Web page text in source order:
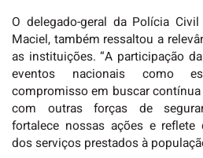
O delegado-geral da Polícia
Maciel, também ressaltou a
as instituições. “A participação
eventos nacionais como
compromisso em buscar
com outras forças de
fortalece nossas ações e reflete
dos serviços prestados à